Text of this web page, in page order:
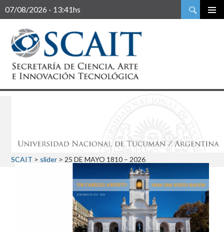
07/08/2026 - 13:41hs
Buscar
SCAIT > slider > 25 DE MAYO 1810 – 2026